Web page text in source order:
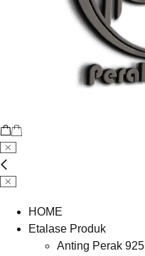
HOME
Etalase Produk
Anting Perak 925